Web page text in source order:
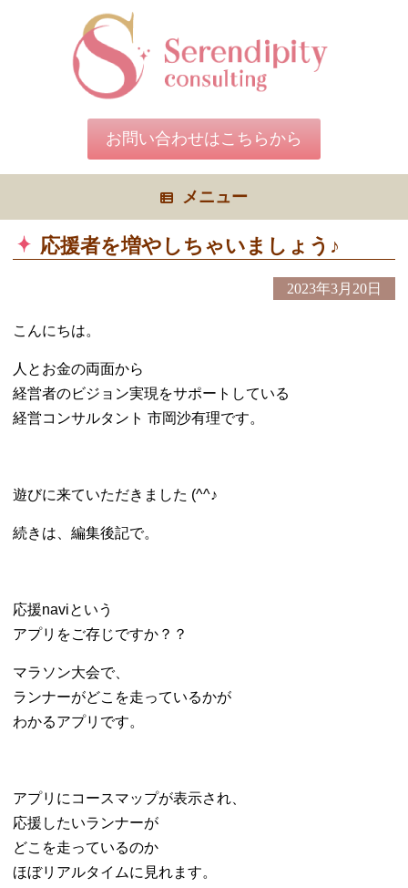
お問い合わせはこちらから
メニュー
応援者を増やしちゃいましょう♪
2023年3月20日
こんにちは。
人とお金の両面から
経営者のビジョン実現をサポートしている
経営コンサルタント 市岡沙有理です。
遊びに来ていただきました (^^♪
続きは、編集後記で。
応援naviという
アプリをご存じですか？？
マラソン大会で、
ランナーがどこを走っているかが
わかるアプリです。
アプリにコースマップが表示され、
応援したいランナーが
どこを走っているのか
ほぼリアルタイムに見れます。